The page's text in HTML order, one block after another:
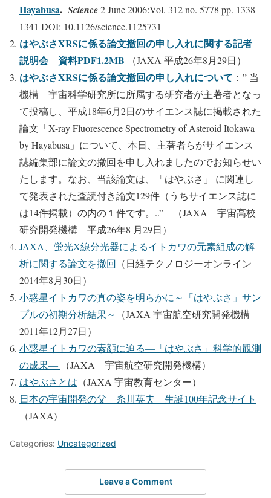
Hayabusa. Science2 June 2006:Vol. 312 no. 5778 pp. 1338-
1341 DOI: 10.1126/science.1125731
はやぶさXRSに係る論文撤回の申し入れに関する記者
説明会 資料PDF1.2MB
（JAXA 平成26年8月29日）
はやぶさXRSに係る論文撤回の申し入れについて ：” 当
機構 宇宙科学研究所に所属する研究者が主著者となっ
て投稿し、平成18年6月2日のサイエンス誌に掲載された
論文「X-ray Fluorescence Spectrometry of Asteroid Itokawa
by Hayabusa」について、本日、主著者らがサイエンス
誌編集部に論文の撤回を申し入れましたのでお知らせい
たします。なお、当該論文は、「はやぶさ」 に関連し
て発表された査読付き論文129件（うちサイエンス誌に
は14件掲載）の内の１件です。..” （JAXA 宇宙高校
研究開発機構 平成26年8 月29日）
JAXA、蛍光X線分光器によるイトカワの元素組成の解
析に関する論文を撤回 （日経テクノロジーオンライン
2014年8月30日）
小惑星イトカワの真の姿を明らかに～「はやぶさ」サン
プルの初期分析結果～
（JAXA 宇宙航空研究開発機構
2011年12月27日）
小惑星イトカワの素顔に迫る―「はやぶさ」科学的観測
の成果―
（JAXA 宇宙航空研究開発機構）
はやぶさとは （JAXA 宇宙教育センター）
日本の宇宙開発の父 糸川英夫 生誕100年記念サイト
（JAXA)
Categories: Uncategorized
Leave a Comment